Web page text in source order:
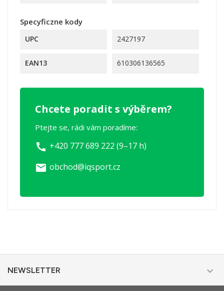
Specyficzne kody
UPC 2427197
EAN13 610306136565
Chcete poradit s výběrem?
Ptejte se, rádi vám poradíme:
call +420 777 689 222 (9–17 h)
email obchod@iqsport.cz
NEWSLETTER 